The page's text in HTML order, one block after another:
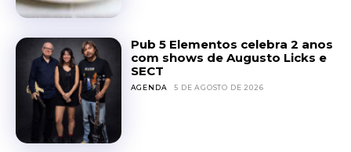
Pub 5 Elementos celebra 2 anos
com shows de Augusto Licks e
SECT
AGENDA 5 DE AGOSTO DE 2026